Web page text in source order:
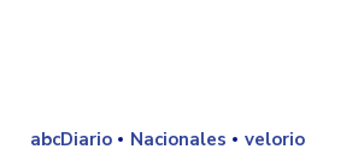
abcDiario Nacionales velorio